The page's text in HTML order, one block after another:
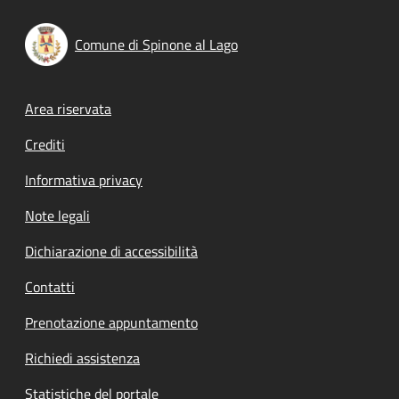
Comune di Spinone al Lago
Footer menu
Area riservata
Crediti
Informativa privacy
Note legali
Dichiarazione di accessibilità
Contatti
Prenotazione appuntamento
Richiedi assistenza
Statistiche del portale